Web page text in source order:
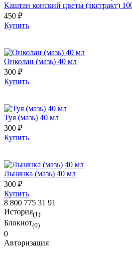
Каштан конский цветы (экстракт)
450 ₽
Купить
Онколан (мазь) 40 мл
300 ₽
Купить
Туя (мазь) 40 мл
300 ₽
Купить
Льнянка (мазь) 40 мл
300 ₽
Купить
8 800 775 31 91
История(1)
Блокнот(0)
0
Авторизация